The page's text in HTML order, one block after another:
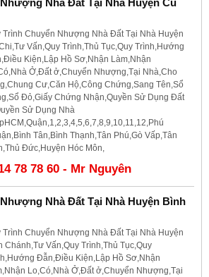
Trình Chuyển Nhượng Nhà Đất Tại Nhà Huyện
Vấn,Quy Trình,Thủ Tục,Quy Trình,Hướng
Kiện,Lập Hồ Sơ,Nhận Làm,Nhận
Ở,Đất ở,Chuyển Nhượng,Tại Nhà,Cho
Cư,Căn Hộ,Công Chứng,Sang Tên,Sổ
Đỏ,Giấy Chứng Nhận,Quyền Sử Dụng Đất
Sử Dụng Nhà
Tân,Bình Thạnh,Tân Phú,Gò Vấp,Tân
Đức,Huyện Hóc Môn,
78 78 60 - Mr Nguyên
Nhà Đất Tại Nhà Huyện Bình
Trình Chuyển Nhượng Nhà Đất Tại Nhà Huyện
Chánh,Tư Vấn,Quy Trình,Thủ Tục,Quy
Đẫn,Điều Kiện,Lập Hồ Sơ,Nhận
Lo,Có,Nhà Ở,Đất ở,Chuyển Nhượng,Tại